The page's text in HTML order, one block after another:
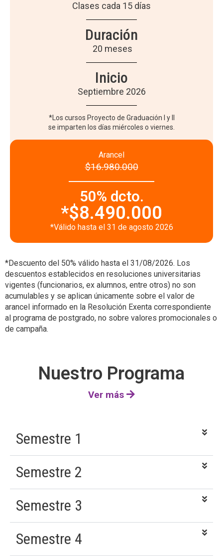
Clases cada 15 días
Duración
20 meses
Inicio
Septiembre 2026
*Los cursos Proyecto de Graduación I y II
se imparten los días miércoles o viernes.
Arancel
$16.980.000
50% dcto.
*$8.490.000
*Válido hasta el 31 de agosto 2026
*Descuento del 50% válido hasta el 31/08/2026. Los
descuentos establecidos en resoluciones universitarias
vigentes (funcionarios, ex alumnos, entre otros) no son
acumulables y se aplican únicamente sobre el valor de
arancel informado en la Resolución Exenta correspondiente
al programa de postgrado, no sobre valores promocionales o
de campaña.
Nuestro Programa
Ver más
Semestre 1
Semestre 2
Semestre 3
Semestre 4